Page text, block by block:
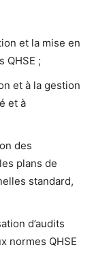
et la mise en
QHSE ;
et à la gestion
et à
des
plans de
standard,
d’audits
normes QHSE